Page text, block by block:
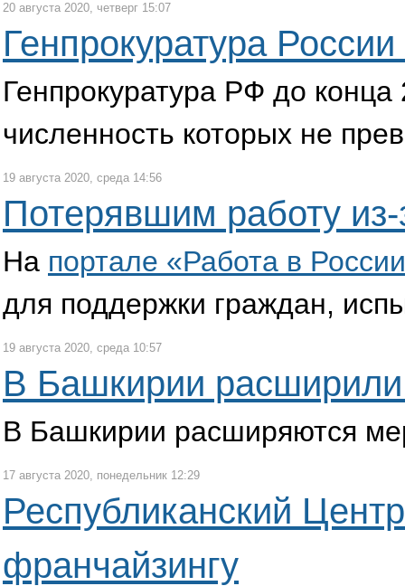
20 августа 2020, четверг 15:07
Генпрокуратура
Генпрокуратура РФ до
численность которых не
19 августа 2020, среда 14:56
Потерявшим работу
На портале «Работа в
для поддержки граждан,
19 августа 2020, среда 10:57
В Башкирии расширили
В Башкирии расширяются
17 августа 2020, понедельник 12:29
Республиканский
франчайзингу